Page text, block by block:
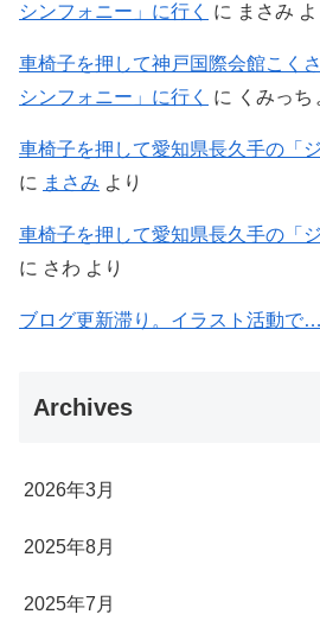
シンフォニー」に行く
に まさみ よ
車椅子を押して神戸国際会館こく
シンフォニー」に行く
に くみっち
車椅子を押して愛知県長久手の「
に まさみ より
車椅子を押して愛知県長久手の「
に さわ より
ブログ更新滞り。イラスト活動で…
Archives
2026年3月
2025年8月
2025年7月